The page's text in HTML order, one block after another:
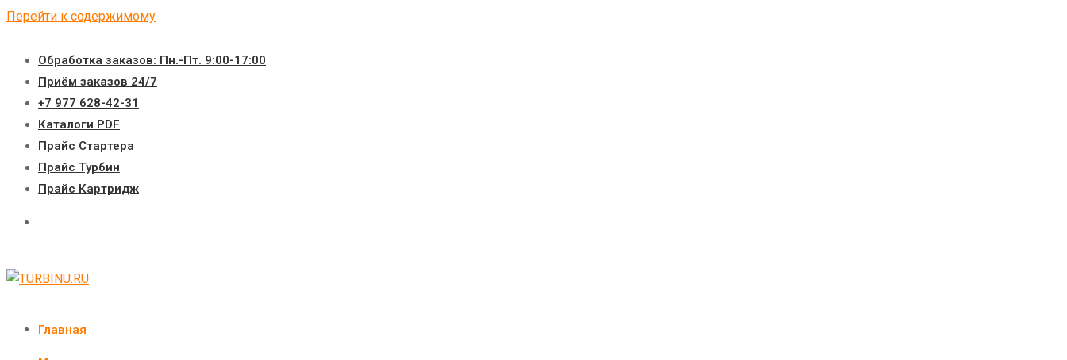
Перейти к содержимому
Обработка заказов: Пн.-Пт. 9:00-17:00
Приём заказов 24/7
+7 977 628-42-31
Каталоги PDF
Прайс Стартера
Прайс Турбин
Прайс Картридж
Главная